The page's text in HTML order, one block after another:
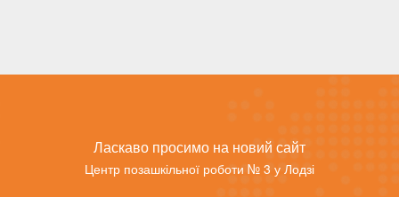
Ласкаво просимо на новий сайт
Центр позашкільної роботи № 3 у Лодзі